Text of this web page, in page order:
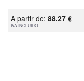
A partir de: 88.27 €
IVA INCLUIDO